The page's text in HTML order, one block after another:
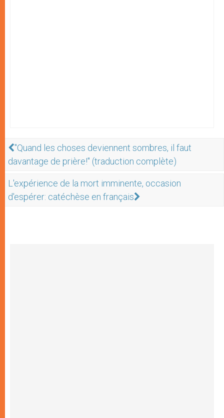
"Quand les choses deviennent sombres, il faut
davantage de prière!" (traduction complète)
L'expérience de la mort imminente, occasion
d'espérer: catéchèse en français